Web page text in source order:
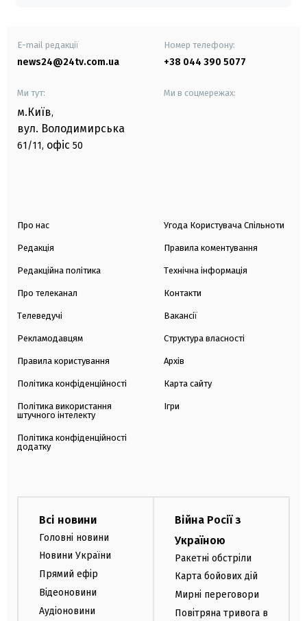
E-mail редакції
news24@24tv.com.ua
Номер телефону:
+38 044 390 5077
Ми тут:
м.Київ,
вул. Володимирська
61/11, офіс 50
Ми в соцмережах:
Про нас
Редакція
Редакційна політика
Про телеканал
Телеведучі
Рекламодавцям
Правила користування
Політика конфіденційності
Політика використання
штучного інтелекту
Політика конфіденційності
додатку
Угода Користувача Спільноти
Правила коментування
Технічна інформація
Контакти
Вакансії
Структура власності
Архів
Карта сайту
Ігри
Всі новини
Головні новини
Новини України
Прямий ефір
Відеоновини
Аудіоновини
Війна Росії з
Україною
Ракетні обстріли
Карта бойових дій
Мирні переговори
Повітряна тривога в